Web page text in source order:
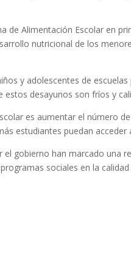
de Alimentación Escolar en
nutricional de los
y adolescentes de
estos desayunos son fríos y
es aumentar el número
estudiantes puedan acceder
el gobierno han marcado una
sociales en la